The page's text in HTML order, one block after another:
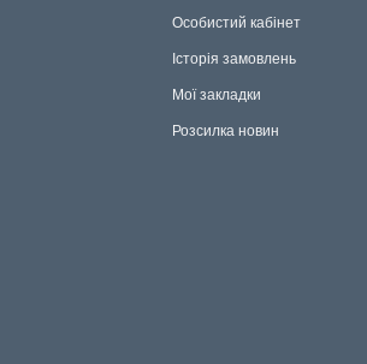
Особистий кабінет
Історія замовлень
Мої закладки
Розсилка новин